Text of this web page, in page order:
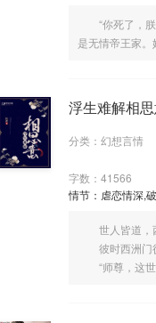
“你死了，朕
是无情帝王家
浮生难解相
分类：幻想言情
字数：41566
情节：虐恋情深,
世人皆道，
彼时西洲门徒
“师尊，这世